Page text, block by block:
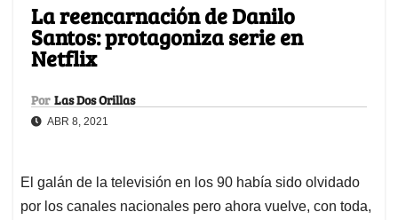
La reencarnación de Danilo
Santos: protagoniza serie en
Netflix
Por Las Dos Orillas
ABR 8, 2021
El galán de la televisión en los 90 había sido olvidado
por los canales nacionales pero ahora vuelve, con toda,